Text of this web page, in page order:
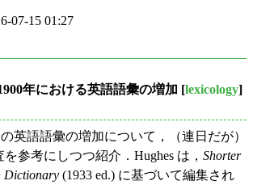
07-15 01:27
年における英語語彙の増加 [lexicology]
英語語彙の増加について，（連日だが）
を参考にしつつ紹介．Hughes は， Shorter
Dictionary (1933 ed.) に基づいて編集され